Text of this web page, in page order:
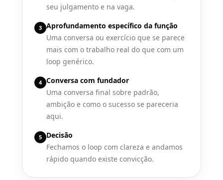
seu julgamento e na vaga.
3 Aprofundamento específico da função
Uma conversa ou exercício que se parece
mais com o trabalho real do que com um
loop genérico.
4 Conversa com fundador
Uma conversa final sobre padrão,
ambição e como o sucesso se pareceria
aqui.
5
Decisão
Fechamos o loop com clareza e andamos
rápido quando existe convicção.